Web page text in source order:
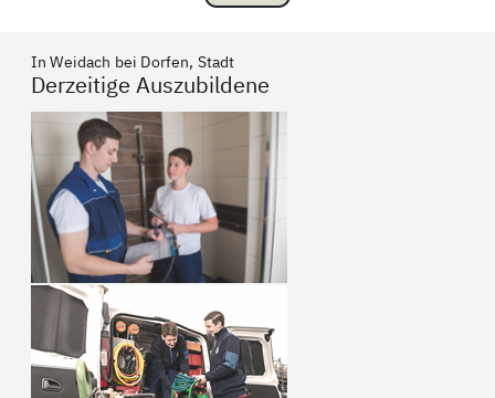
In Weidach bei Dorfen, Stadt
Derzeitige Auszubildene